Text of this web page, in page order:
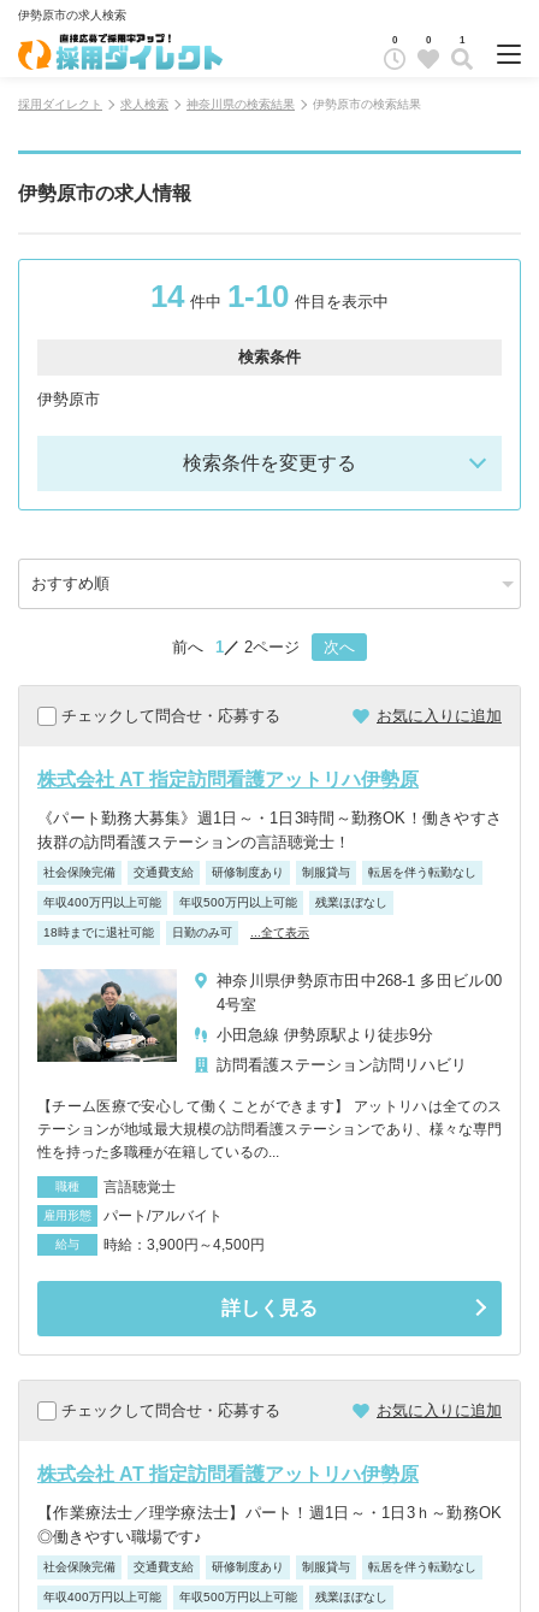
伊勢原市の求人検索
0 0 1
採用ダイレクト 求人検索 神奈川県の検索結果 伊勢原市の検索結果
伊勢原市の求人情報
14 件中 1-10 件目を表示中
検索条件
伊勢原市
検索条件を変更する
前へ 1 2ページ 次へ
チェックして問合せ・応募する お気に入りに追加
株式会社 AT 指定訪問看護アットリハ伊勢原
《パート勤務大募集》週1日～・1日3時間～勤務OK！働きやすさ
抜群の訪問看護ステーションの言語聴覚士！
社会保険完備 交通費支給 研修制度あり 制服貸与 転居を伴う転勤なし
年収400万円以上可能 年収500万円以上可能 残業ほぼなし
18時までに退社可能 日勤のみ可 ...全て表示
神奈川県伊勢原市田中268-1 多田ビル00
4号室
小田急線 伊勢原駅より徒歩9分
訪問看護ステーション訪問リハビリ
【チーム医療で安心して働くことができます】 アットリハは全てのス
テーションが地域最大規模の訪問看護ステーションであり、様々な専門
性を持った多職種が在籍しているの...
職種 言語聴覚士
雇用形態 パート/アルバイト
給与 時給：3,900円～4,500円
詳しく見る
チェックして問合せ・応募する お気に入りに追加
株式会社 AT 指定訪問看護アットリハ伊勢原
【作業療法士／理学療法士】パート！週1日～・1日3ｈ～勤務OK
◎働きやすい職場です♪
社会保険完備 交通費支給 研修制度あり 制服貸与 転居を伴う転勤なし
年収400万円以上可能 年収500万円以上可能 残業ほぼなし